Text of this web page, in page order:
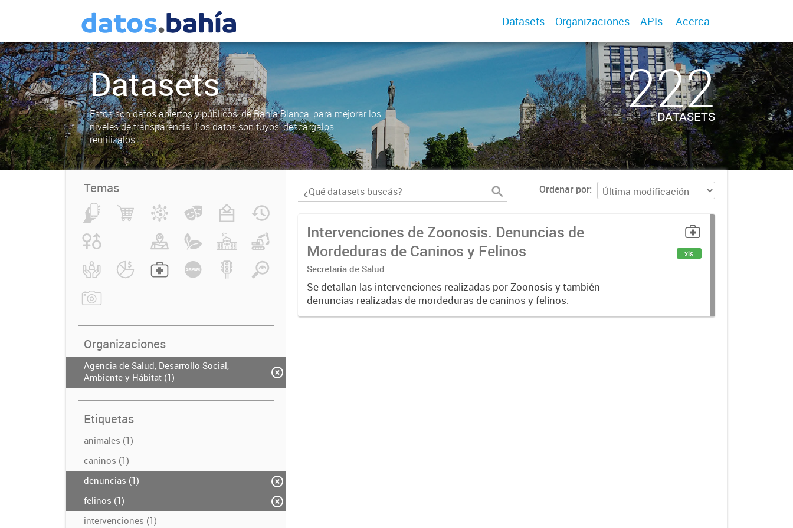
Datasets Organizaciones APIs Acerca
Datasets
Estos son datos abiertos y públicos, de Bahía Blanca, para mejorar los
niveles de transparencia. Los datos son tuyos, descargalos,
reutilizalos.
222
DATASETS
Temas
Organizaciones
Agencia de Salud, Desarrollo Social,
Ambiente y Hábitat (1)
Etiquetas
animales (1)
caninos (1)
denuncias (1)
felinos (1)
intervenciones (1)
Ordenar por
Intervenciones de Zoonosis. Denuncias de
Mordeduras de Caninos y Felinos
Secretaría de Salud
Se detallan las intervenciones realizadas por Zoonosis y también
denuncias realizadas de mordeduras de caninos y felinos.
xls